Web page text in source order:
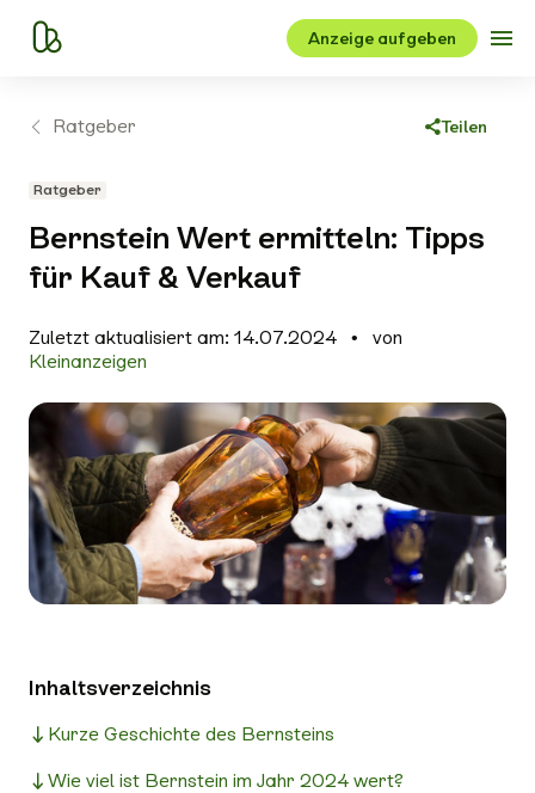
Anzeige aufgeben
Ratgeber Teilen
X
E-Mail
Ratgeber
Bernstein Wert ermitteln: Tipps
für Kauf & Verkauf
Zuletzt aktualisiert am: 14.07.2024
von
Kleinanzeigen
Inhaltsverzeichnis
Kurze Geschichte des Bernsteins
Wie viel ist Bernstein im Jahr 2024 wert?